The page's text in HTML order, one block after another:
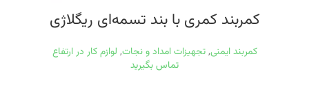
کمربند کمری با بند تسمه‌ای ریگلاژی
کمربند ایمنی, تجهیزات امداد و نجات, لوازم کار در ارتفاع
تماس بگیرید